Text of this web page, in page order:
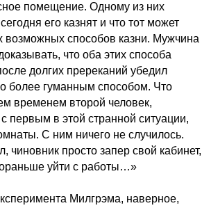
помещение. Одному из них
его казнят и что тот может
возможных способов казни. Мужчина
что оба этих способа
долгих пререканий убедил
более гуманным способом. Что
временем второй человек,
первым в этой странной ситуации,
С ним ничего не случилось.
чиновник просто запер свой кабинет,
уйти с работы…»
Милгрэма, наверное,